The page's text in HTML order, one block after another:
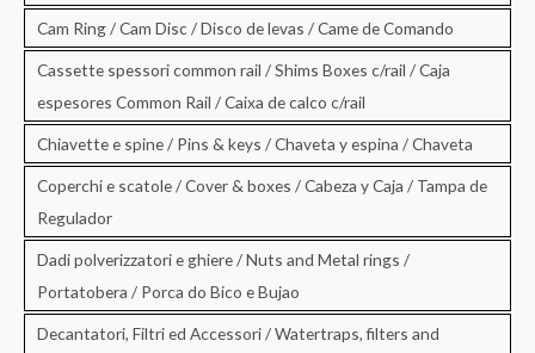
Cam Ring / Cam Disc / Disco de levas / Came de Comando
Cassette spessori common rail / Shims Boxes c/rail / Caja
espesores Common Rail / Caixa de calco c/rail
Chiavette e spine / Pins & keys / Chaveta y espina / Chaveta
Coperchi e scatole / Cover & boxes / Cabeza y Caja / Tampa de
Regulador
Dadi polverizzatori e ghiere / Nuts and Metal rings /
Portatobera / Porca do Bico e Bujao
Decantatori, Filtri ed Accessori / Watertraps, filters and